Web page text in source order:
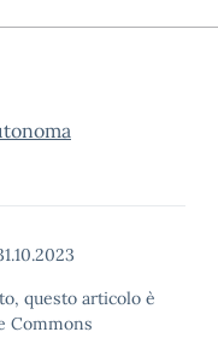
questo articolo è
Commons